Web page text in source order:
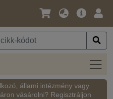
Nyelv
Pénznem
Fő
állami intézmény vagy
vásárolni? Regisztráljon